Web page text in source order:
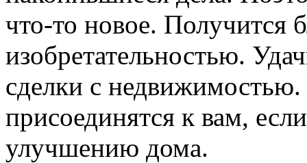
что-то новое. Получится
изобретательностью.
сделки с недвижимостью.
присоединятся к вам,
улучшению дома.